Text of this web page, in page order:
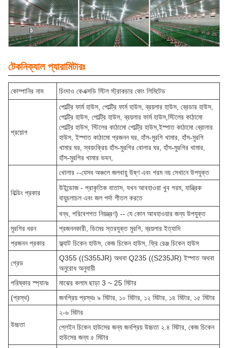
টেকনিক্যাল প্যারামিটারঃ
কোম্পানির নাম চিংদাও কেএক্সডি স্টিল স্ট্রাকচার কোং লিমিটেড
প্রয়োগ
পোল্ট্রি ফার্ম হাউস, পোল্ট্রি ফার্ম হাউস, ব্রয়লার হাউস, ব্রেডার হাউস,
পোল্ট্রি হাউস, পোল্ট্রি হাউস, ব্রয়লার ফার্ম হাউস,স্টিলের কাঠামো
পোল্ট্রি হাউস, স্টিলের কাঠামো পোল্ট্রি হাউস,ইস্পাত কাঠামো ব্রোলার
হাউস, ইস্পাত কাঠামো প্রজনন ঘর, হাঁস-মুরগি খামার, হাঁস-মুরগি
খামার ঘর, স্বয়ংক্রিয় হাঁস-মুরগির বোলার ঘর, হাঁস-মুরগির খামার,
হাঁস-মুরগির খামার ভবন,
বিল্ডিং প্রকার
খোলার --যেসব অঞ্চলে জলবায়ু উষ্ণ এবং গরম নয় সেখানে উপযুক্ত
উইন্ডোজ - প্রাকৃতিক বাতাস, যখন আবহাওয়া খুব গরম, যান্ত্রিক
বায়ুচলাচল এবং জল পর্দা শীতল করতে
বন্ধ, পরিবেশগত নিয়ন্ত্রণ) -- যে কোন আবহাওয়ার জন্য উপযুক্ত
মুরগির ধরন
প্রজননকারী, ডিমের স্তরযুক্ত মুরগি, ব্রয়লার ইত্যাদি
প্রজনন প্রকার
ফ্ল্যাট চিকেন হাউস, কেজ চিকেন হাউস, ফ্রি রেঞ্জ চিকেন হাউস
গ্রেড
Q355 ((S355JR) অথবা Q235 ((S235JR) ইস্পাত অথবা
অনুরোধ অনুযায়ী
পরিষ্কার স্প্যানঃ
মাঝের কলাম ছাড়া 3 ~ 25 মিটার
(প্রস্থ)
জনপ্রিয় প্রস্থঃ ৯ মিটার, ১০ মিটার, ১২ মিটার, ১৪ মিটার, ১৫ মিটার
উচ্চতা
২-৬ মিটার
প্লেইন চিকেন হাউসের জন্য জনপ্রিয় উচ্চতা ২.৪ মিটার, কেজ চিকেন
হাউসের জন্য ৫ মিটার